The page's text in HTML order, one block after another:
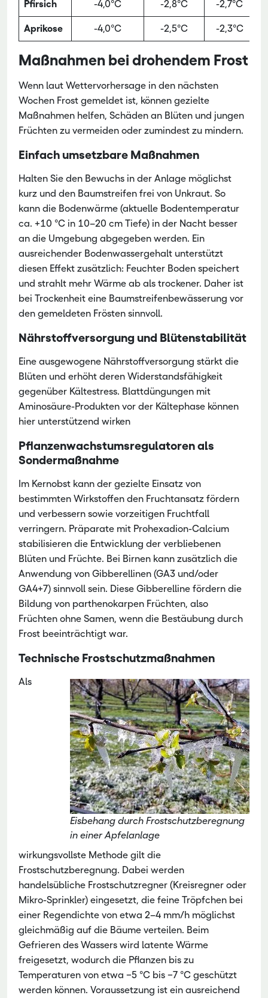
Pfirsich -4,0°C -2,8°C -2,7°C
Aprikose -4,0°C -2,5°C -2,3°C
Maßnahmen bei drohendem Frost
Wenn laut Wettervorhersage in den nächsten
Wochen Frost gemeldet ist, können gezielte
Maßnahmen helfen, Schäden an Blüten und jungen
Früchten zu vermeiden oder zumindest zu mindern.
Einfach umsetzbare Maßnahmen
Halten Sie den Bewuchs in der Anlage möglichst
kurz und den Baumstreifen frei von Unkraut. So
kann die Bodenwärme (aktuelle Bodentemperatur
ca. +10 °C in 10–20 cm Tiefe) in der Nacht besser
an die Umgebung abgegeben werden. Ein
ausreichender Bodenwassergehalt unterstützt
diesen Effekt zusätzlich: Feuchter Boden speichert
und strahlt mehr Wärme ab als trockener. Daher ist
bei Trockenheit eine Baumstreifenbewässerung vor
den gemeldeten Frösten sinnvoll.
Nährstoffversorgung und Blütenstabilität
Eine ausgewogene Nährstoffversorgung stärkt die
Blüten und erhöht deren Widerstandsfähigkeit
gegenüber Kältestress. Blattdüngungen mit
Aminosäure-Produkten vor der Kältephase können
hier unterstützend wirken
Pflanzenwachstumsregulatoren als
Sondermaßnahme
Im Kernobst kann der gezielte Einsatz von
bestimmten Wirkstoffen den Fruchtansatz fördern
und verbessern sowie vorzeitigen Fruchtfall
verringern. Präparate mit Prohexadion-Calcium
stabilisieren die Entwicklung der verbliebenen
Blüten und Früchte. Bei Birnen kann zusätzlich die
Anwendung von Gibberellinen (GA3 und/oder
GA4+7) sinnvoll sein. Diese Gibberelline fördern die
Bildung von parthenokarpen Früchten, also
Früchten ohne Samen, wenn die Bestäubung durch
Frost beeinträchtigt war.
Technische Frostschutzmaßnahmen
Eisbehang durch Frostschutzberegnung
in einer Apfelanlage
Als
wirkungsvollste Methode gilt die
Frostschutzberegnung. Dabei werden
handelsübliche Frostschutzregner (Kreisregner oder
Mikro-Sprinkler) eingesetzt, die feine Tröpfchen bei
einer Regendichte von etwa 2–4 mm/h möglichst
gleichmäßig auf die Bäume verteilen. Beim
Gefrieren des Wassers wird latente Wärme
freigesetzt, wodurch die Pflanzen bis zu
Temperaturen von etwa −5 °C bis −7 °C geschützt
werden können. Voraussetzung ist ein ausreichend